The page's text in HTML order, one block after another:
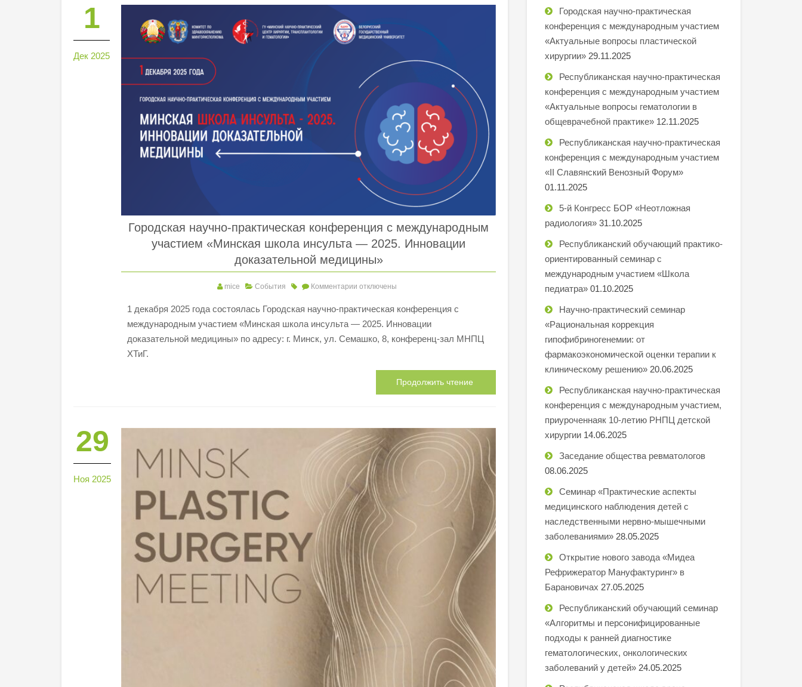
1
Дек 2025
Городская научно-практическая конференция с международным
участием «Минская школа инсульта — 2025. Инновации
доказательной медицины»
mice События Комментарии отключены
1 декабря 2025 года состоялась Городская научно-практическая конференция с
международным участием «Минская школа инсульта — 2025. Инновации
доказательной медицины» по адресу: г. Минск, ул. Семашко, 8, конференц-зал МНПЦ
ХТиГ.
Продолжить чтение
29
Ноя 2025
Городская научно-практическая
конференция с международным участием
«Актуальные вопросы пластической
хирургии» 29.11.2025
Республиканская научно-практическая
конференция с международным участием
«Актуальные вопросы гематологии в
общеврачебной практике» 12.11.2025
Республиканская научно-практическая
конференция с международным участием
«II Славянский Венозный Форум»
01.11.2025
5-й Конгресс БОР «Неотложная
радиология» 31.10.2025
Республиканский обучающий практико-
ориентированный семинар с
международным участием «Школа
педиатра» 01.10.2025
Научно-практический семинар
«Рациональная коррекция
гипофибриногенемии: от
фармакоэкономической оценки терапии к
клиническому решению» 20.06.2025
Республиканская научно-практическая
конференция с международным участием,
приуроченнаяк 10-летию РНПЦ детской
хирургии 14.06.2025
Заседание общества ревматологов
08.06.2025
Семинар «Практические аспекты
медицинского наблюдения детей с
наследственными нервно-мышечными
заболеваниями» 28.05.2025
Открытие нового завода «Мидеа
Рефрижератор Мануфактуринг» в
Барановичах 27.05.2025
Республиканский обучающий семинар
«Алгоритмы и персонифицированные
подходы к ранней диагностике
гематологических, онкологических
заболеваний у детей» 24.05.2025